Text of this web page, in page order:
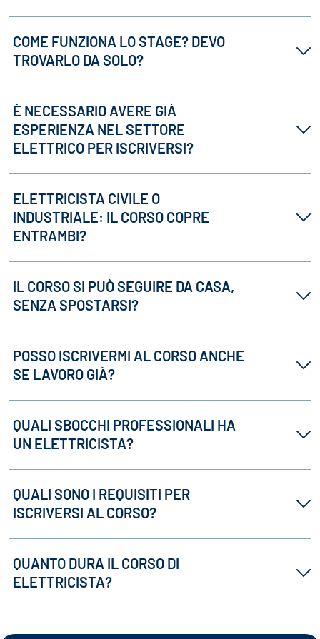
COME FUNZIONA LO STAGE? DEVO
TROVARLO DA SOLO?
È NECESSARIO AVERE GIÀ
ESPERIENZA NEL SETTORE
ELETTRICO PER ISCRIVERSI?
ELETTRICISTA CIVILE O
INDUSTRIALE: IL CORSO COPRE
ENTRAMBI?
IL CORSO SI PUÒ SEGUIRE DA CASA,
SENZA SPOSTARSI?
POSSO ISCRIVERMI AL CORSO ANCHE
SE LAVORO GIÀ?
QUALI SBOCCHI PROFESSIONALI HA
UN ELETTRICISTA?
QUALI SONO I REQUISITI PER
ISCRIVERSI AL CORSO?
QUANTO DURA IL CORSO DI
ELETTRICISTA?